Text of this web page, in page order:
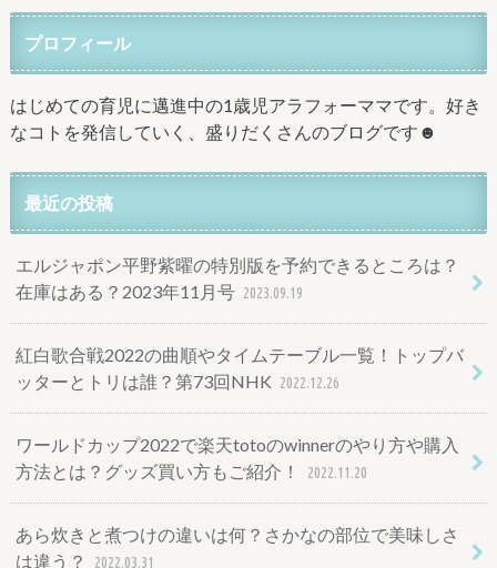
プロフィール
はじめての育児に邁進中の1歳児アラフォーママです。好き
なコトを発信していく、盛りだくさんのブログです☻
最近の投稿
エルジャポン平野紫曜の特別版を予約できるところは？
在庫はある？2023年11月号 2023.09.19
紅白歌合戦2022の曲順やタイムテーブル一覧！トップバ
ッターとトリは誰？第73回NHK 2022.12.26
ワールドカップ2022で楽天totoのwinnerのやり方や購入
方法とは？グッズ買い方もご紹介！
2022.11.20
あら炊きと煮つけの違いは何？さかなの部位で美味しさ
は違う？
2022.03.31